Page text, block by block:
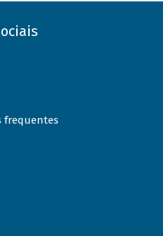
frequentes